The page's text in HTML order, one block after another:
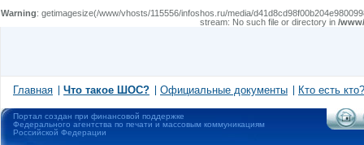
Warning: getimagesize(/www/vhosts/115556/infoshos.ru/media/
stream: No such file or directory in /
Главная Что такое ШОС? Официальные документы Кто есть кто?
Портал создан при финансовой поддержке
Федерального агентства по печати и массовым коммуникациям
Российской Федерации